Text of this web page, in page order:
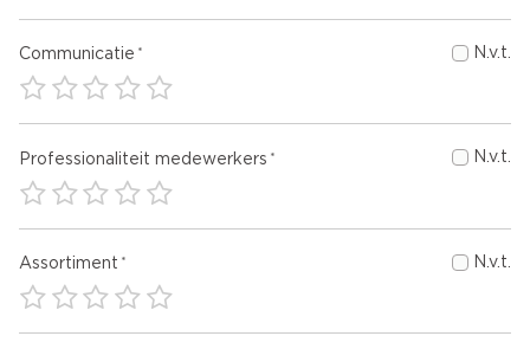
Communicatie N.v.t.
Professionaliteit medewerkers N.v.t.
Assortiment N.v.t.